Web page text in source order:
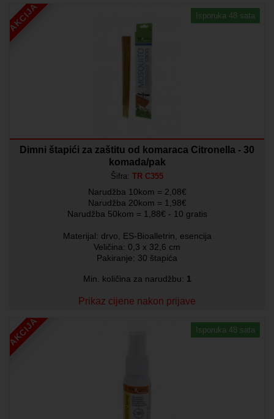
AKCIJA Isporuka 48 sata
Dimni štapići za zaštitu od komaraca Citronella - 30
komada/pak
Šifra: TR C355
Narudžba 10kom = 2,08€
Narudžba 20kom = 1,98€
Narudžba 50kom = 1,88€ - 10 gratis
Materijal: drvo, ES-Bioalletrin, esencija
Veličina: 0,3 x 32,6 cm
Pakiranje: 30 štapića
Min. količina za narudžbu: 1
Prikaz cijene nakon prijave
AKCIJA Isporuka 48 sata